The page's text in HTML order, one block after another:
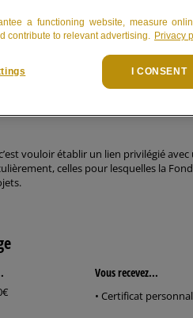
vouloir établir un lien privilégié
celles pour lesquelles la
Vous recevez...
• Certificat
a functioning website, measure
contribute to relevant advertising. Privacy
I CONSENT